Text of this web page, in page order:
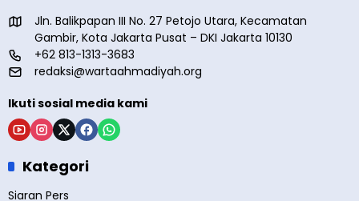
Jln. Balikpapan III No. 27 Petojo Utara, Kecamatan
Gambir, Kota Jakarta Pusat – DKI Jakarta 10130
+62 813-1313-3683
redaksi@wartaahmadiyah.org
Ikuti sosial media kami
Kategori
Siaran Pers